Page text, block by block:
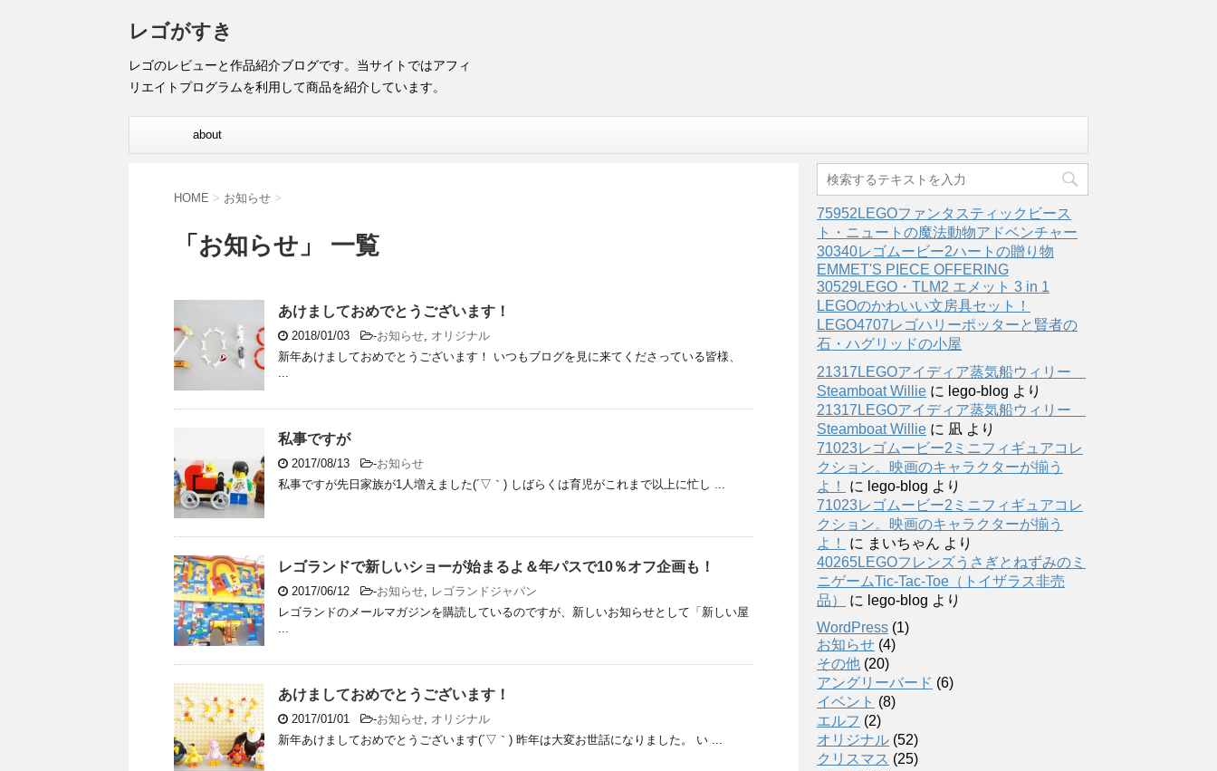
レゴがすき
レゴのレビューと作品紹介ブログです。当サイトではアフィ
リエイトプログラムを利用して商品を紹介しています。
about
HOME > お知らせ >
「お知らせ」 一覧
あけましておめでとうございます！
2018/01/03 -お知らせ, オリジナル
新年あけましておめでとうございます！ いつもブログを見に来てくださっている皆様、
...
私事ですが
2017/08/13 -お知らせ
私事ですが先日家族が1人増えました(´▽｀) しばらくは育児がこれまで以上に忙し ...
レゴランドで新しいショーが始まるよ＆年パスで10％オフ企画も！
2017/06/12 -お知らせ, レゴランドジャパン
レゴランドのメールマガジンを購読しているのですが、新しいお知らせとして「新しい屋
...
あけましておめでとうございます！
2017/01/01 -お知らせ, オリジナル
新年あけましておめでとうございます(´▽｀) 昨年は大変お世話になりました。 い ...
75952LEGOファンタスティックビース
ト・ニュートの魔法動物アドベンチャー
30340レゴムービー2ハートの贈り物
EMMET'S PIECE OFFERING
30529LEGO・TLM2 エメット 3 in 1
LEGOのかわいい文房具セット！
LEGO4707レゴハリーポッターと賢者の
石・ハグリッドの小屋
21317LEGOアイディア蒸気船ウィリー
Steamboat Willie に lego-blog より
21317LEGOアイディア蒸気船ウィリー
Steamboat Willie に 凪 より
71023レゴムービー2ミニフィギュアコレ
クション。映画のキャラクターが揃う
よ！
に lego-blog より
71023レゴムービー2ミニフィギュアコレ
クション。映画のキャラクターが揃う
よ！
に まいちゃん より
40265LEGOフレンズうさぎとねずみのミ
ニゲームTic-Tac-Toe（トイザラス非売
品）
に lego-blog より
WordPress (1)
お知らせ (4)
その他 (20)
アングリーバード (6)
イベント (8)
エルフ (2)
オリジナル (52)
クリスマス (25)